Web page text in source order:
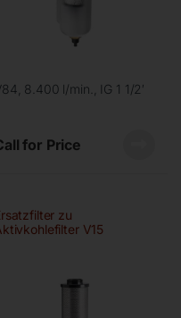
8.400 l/min., IG 1 1/2′
for Price
zu
V15